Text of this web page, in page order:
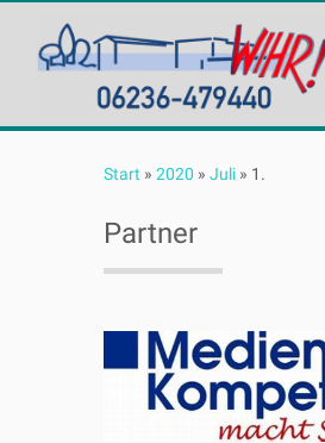
Start » 2020 » Juli » 1.
Partner